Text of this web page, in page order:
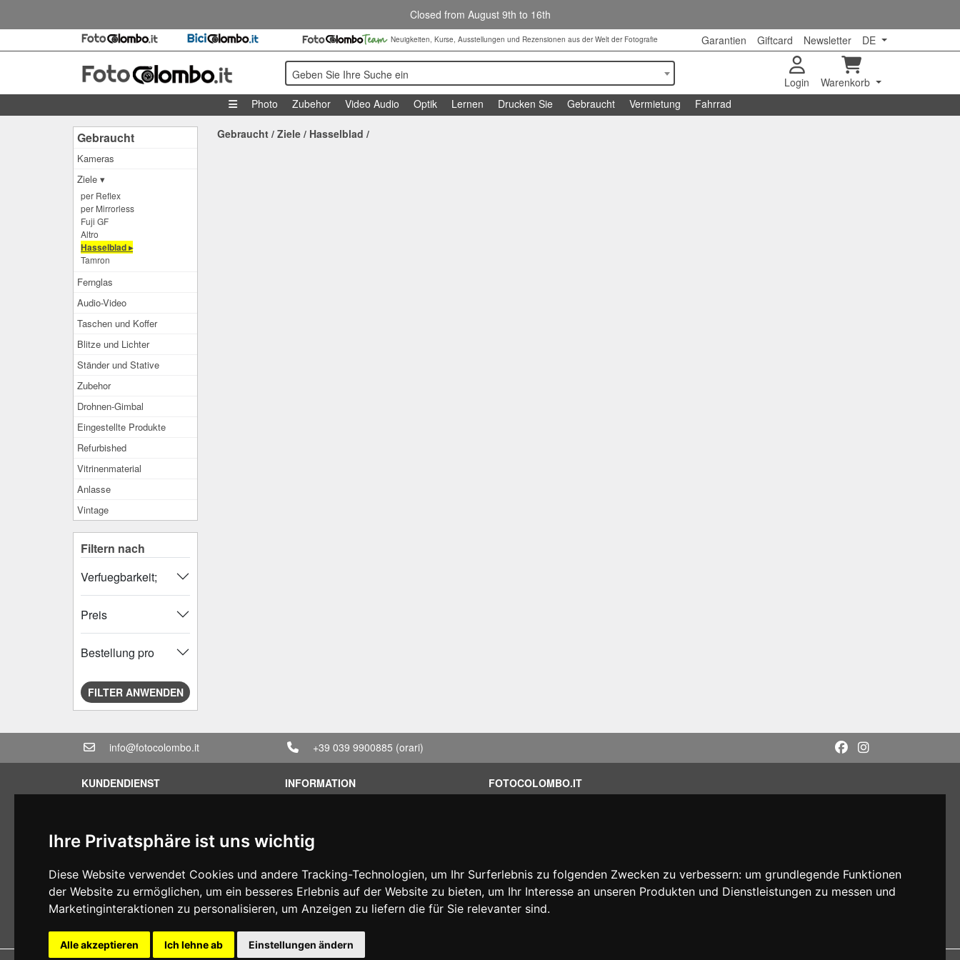
Ihre Privatsphäre ist uns wichtig
Diese Website verwendet Cookies und andere Tracking-Technologien, um Ihr Surferlebnis zu folgenden Zwecken zu verbessern: um grundlegende Funktionen
der Website zu ermöglichen, um ein besseres Erlebnis auf der Website zu bieten, um Ihr Interesse an unseren Produkten und Dienstleistungen zu messen und
Marketinginteraktionen zu personalisieren, um Anzeigen zu liefern die für Sie relevanter sind.
Alle akzeptieren Ich lehne ab Einstellungen ändern
Closed from August 9th to 16th
Neuigkeiten, Kurse, Ausstellungen und Rezensionen aus der Welt der Fotografie Garantien Giftcard Newsletter DE
Geben Sie Ihre Suche ein
Login
Warenkorb
Photo
Zubehor Video Audio Optik Lernen Drucken Sie Gebraucht Vermietung Fahrrad
Gebraucht
Kameras
Ziele ▾
per Reflex
per Mirrorless
Fuji GF
Altro
Hasselblad ▸
Tamron
Fernglas
Audio-Video
Taschen und Koffer
Blitze und Lichter
Ständer und Stative
Zubehor
Drohnen-Gimbal
Eingestellte Produkte
Refurbished
Vitrinenmaterial
Anlasse
Vintage
Filtern nach
Verfuegbarkeit;
Preis
Bestellung pro
FILTER ANWENDEN
Gebraucht / Ziele / Hasselblad /
info@fotocolombo.it +39 039 9900885 (orari)
KUNDENDIENST
Transport und Lieferzeiten
Zahlungsbedingungen
Ruecktrittsrecht
MwSt-Bedingungen
INFORMATION
Sparpakete
Finanzierung
Gebrauchtartikel
FOTOCOLOMBO.IT
Bewertungen auf Trovaprezzi
Bewertungen auf Google